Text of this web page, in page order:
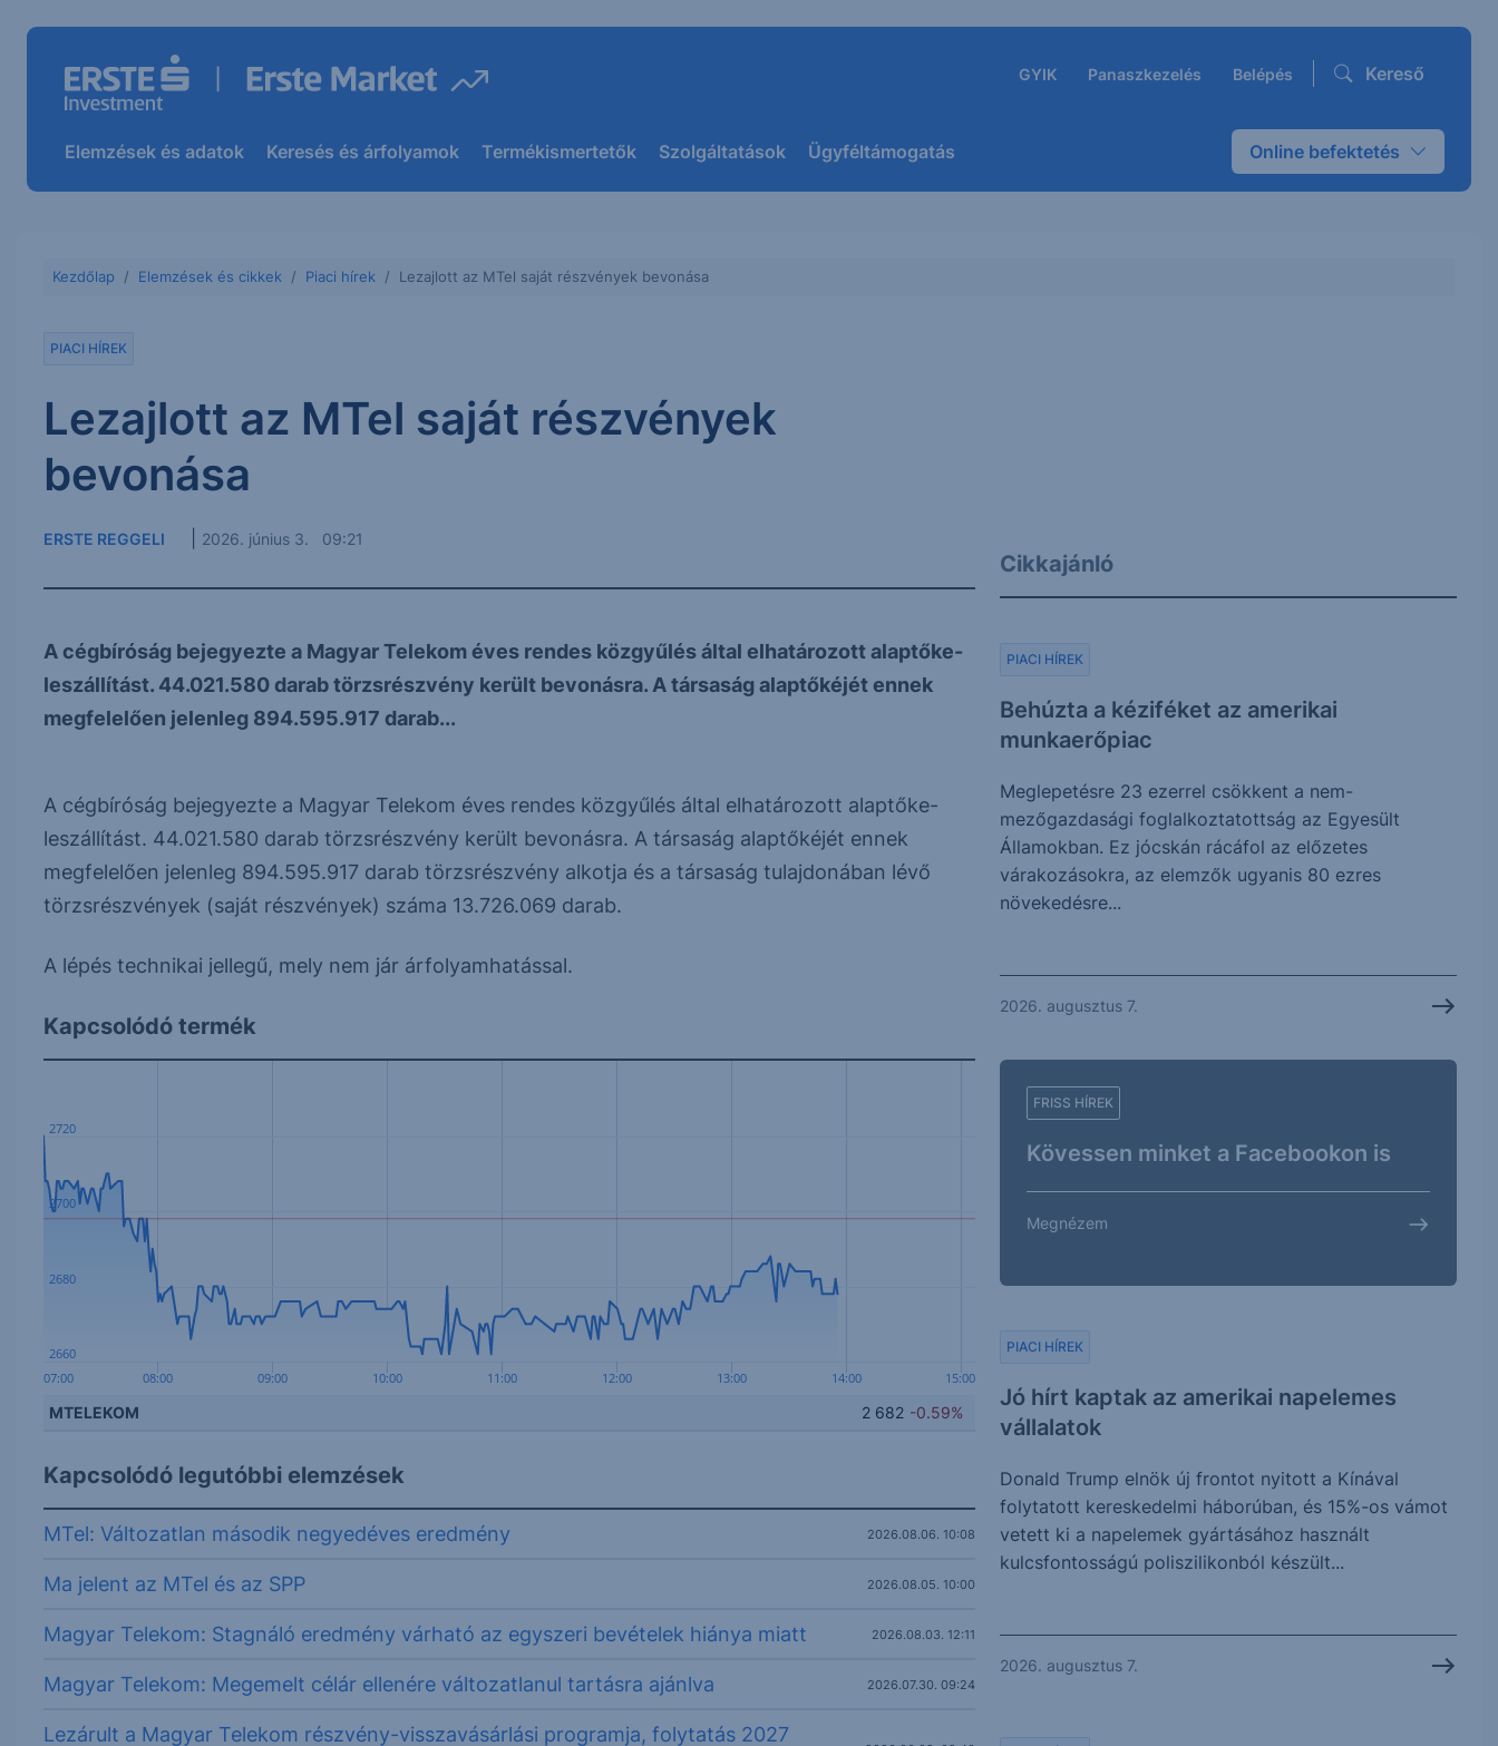
GYIK Panaszkezelés Belépés Kereső
Elemzések és adatok Keresés és árfolyamok Termékismertetők Szolgáltatások Ügyféltámogatás Online befektetés
Kezdőlap Elemzések és cikkek Piaci hírek Lezajlott az MTel saját részvények bevonása
PIACI HÍREK
Lezajlott az MTel saját részvények
bevonása
ERSTE REGGELI 2026. június 3. 09:21
A cégbíróság bejegyezte a Magyar Telekom éves rendes közgyűlés által elhatározott alaptőke-
leszállítást. 44.021.580 darab törzsrészvény került bevonásra. A társaság alaptőkéjét ennek
megfelelően jelenleg 894.595.917 darab...
A cégbíróság bejegyezte a Magyar Telekom éves rendes közgyűlés által elhatározott alaptőke-
leszállítást. 44.021.580 darab törzsrészvény került bevonásra. A társaság alaptőkéjét ennek
megfelelően jelenleg 894.595.917 darab törzsrészvény alkotja és a társaság tulajdonában lévő
törzsrészvények (saját részvények) száma 13.726.069 darab.
A lépés technikai jellegű, mely nem jár árfolyamhatással.
Kapcsolódó termék
07:00 08:00 09:00 10:00 11:00 12:00 13:00 14:00 15:00
2660
2680
2700
2720
MTELEKOM 2 682 -0.59%
Kapcsolódó legutóbbi elemzések
MTel: Változatlan második negyedéves eredmény 2026.08.06. 10:08
Ma jelent az MTel és az SPP 2026.08.05. 10:00
Magyar Telekom: Stagnáló eredmény várható az egyszeri bevételek hiánya miatt 2026.08.03. 12:11
Magyar Telekom: Megemelt célár ellenére változatlanul tartásra ajánlva 2026.07.30. 09:24
Lezárult a Magyar Telekom részvény-visszavásárlási programja, folytatás 2027
Cikkajánló
Behúzta a kéziféket az amerikai
munkaerőpiac
PIACI HÍREK
Meglepetésre 23 ezerrel csökkent a nem-
mezőgazdasági foglalkoztatottság az Egyesült
Államokban. Ez jócskán rácáfol az előzetes
várakozásokra, az elemzők ugyanis 80 ezres
növekedésre...
2026. augusztus 7.
FRISS HÍREK
Kövessen minket a Facebookon is
Megnézem
Jó hírt kaptak az amerikai napelemes
vállalatok
PIACI HÍREK
Donald Trump elnök új frontot nyitott a Kínával
folytatott kereskedelmi háborúban, és 15%-os vámot
vetett ki a napelemek gyártásához használt
kulcsfontosságú poliszilikonból készült...
2026. augusztus 7.